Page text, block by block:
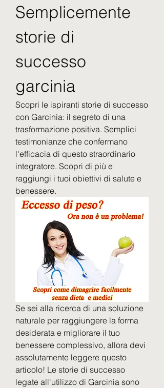
Semplicemente
storie di
successo
garcinia
Scopri le ispiranti storie di successo
con Garcinia: il segreto di una
trasformazione positiva. Semplici
testimonianze che confermano
l'efficacia di questo straordinario
integratore. Scopri di più e
raggiungi i tuoi obiettivi di salute e
benessere.
Se sei alla ricerca di una soluzione
naturale per raggiungere la forma
desiderata e migliorare il tuo
benessere complessivo, allora devi
assolutamente leggere questo
articolo! Le storie di successo
legate all'utilizzo di Garcinia sono